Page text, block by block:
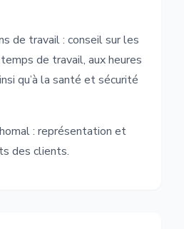
de travail : conseil sur les
de travail, aux heures
qu’à la santé et sécurité
: représentation et
des clients.